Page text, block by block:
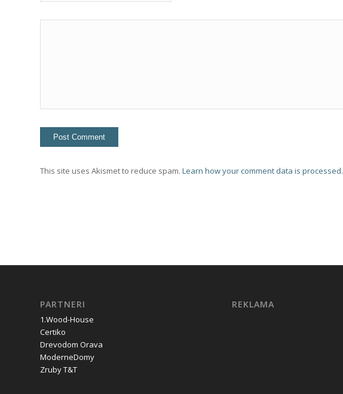
This site uses Akismet to reduce spam. Learn how your comment data is processed.
PARTNERI
1.Wood-House
Certiko
Drevodom Orava
ModerneDomy
Zruby T&T
REKLAMA